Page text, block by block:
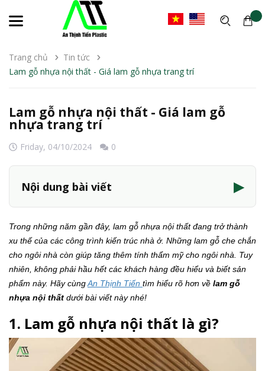
Trang chủ
Tin tức
Lam gỗ nhựa nội thất - Giá lam gỗ nhựa trang trí
Lam gỗ nhựa nội thất - Giá lam gỗ
nhựa trang trí
Friday, 04/10/2024 0
Nội dung bài viết ▶
Trong những năm gần đây, lam gỗ nhựa nội thất đang trở thành
xu thế của các công trình kiến trúc nhà ở. Những lam gỗ che chắn
cho ngôi nhà còn giúp tăng thêm tính thẩm mỹ cho ngôi nhà. Tuy
nhiên, không phải hầu hết các khách hàng đều hiểu và biết sản
phẩm này. Hãy cùngAn Thịnh Tiến tìm hiểu rõ hơn về lam gỗ
nhựa nội thất dưới bài viết này nhé!
1. Lam gỗ nhựa nội thất là gì?